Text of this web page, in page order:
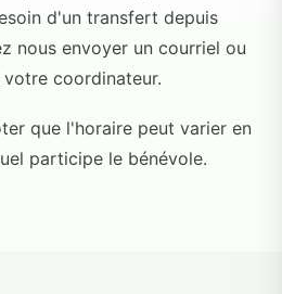
d'un transfert depuis
nous envoyer un courriel ou
coordinateur.
que l'horaire peut varier en
participe le bénévole.